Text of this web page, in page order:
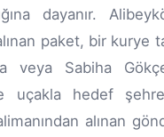
dayanır.
paket, bir kurye
veya Sabiha
uçakla hedef
alınan